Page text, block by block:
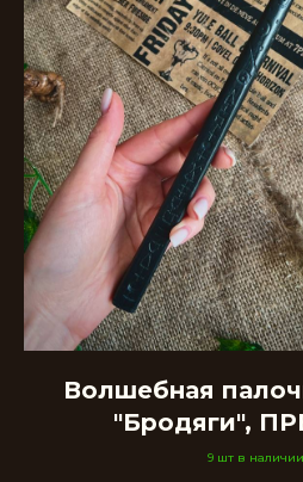
Волшебная
"Бродяги",
9 шт в наличии